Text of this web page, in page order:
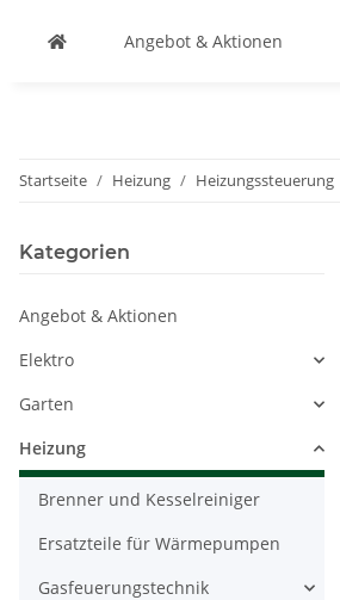
Angebot & Aktionen
Startseite Heizung Heizungssteuerung
Kategorien
Angebot & Aktionen
Elektro
Garten
Heizung
Brenner und Kesselreiniger
Ersatzteile für Wärmepumpen
Gasfeuerungstechnik